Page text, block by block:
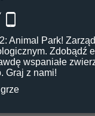
Animal Park!
Zdobądź
wspaniałe
Graj z nami!